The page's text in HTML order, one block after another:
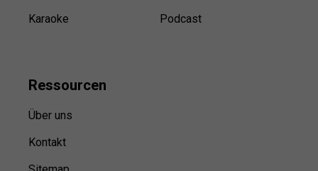
Karaoke
Podcast
Ressourcen
Über uns
Kontakt